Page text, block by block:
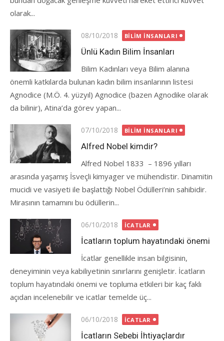
olarak...
Posted
on
08/10/2018 BILIM İNSANLARI
Ünlü Kadın Bilim İnsanları
Bilim Kadınları veya Bilim alanına
önemli katkılarda bulunan kadın bilim insanlarının listesi
Agnodice (M.Ö. 4. yüzyıl) Agnodice (bazen Agnodike olarak
da bilinir), Atina’da görev yapan...
Posted
on
07/10/2018 BILIM İNSANLARI
Alfred Nobel kimdir?
Alfred Nobel 1833 – 1896 yılları
arasında yaşamış İsveçli kimyager ve mühendistir. Dinamitin
mucidi ve vasiyeti ile başlattığı Nobel Ödülleri’nin sahibidir.
Mirasının tamamını bu ödüllerin...
Posted
on
06/10/2018 İCATLAR
İcatların toplum hayatındaki önemi
İcatlar genellikle insan bilgisinin,
deneyiminin veya kabiliyetinin sınırlarını genişletir. İcatların
toplum hayatındaki önemi ve topluma etkileri bir kaç faklı
açıdan incelenebilir ve icatlar temelde üç...
Posted
on
06/10/2018 İCATLAR
İcatların Sebebi İhtiyaçlardır